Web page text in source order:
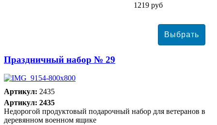
1219 руб
Праздничный набор № 29
Артикул: 2435
Артикул: 2435
Недорогой продуктовый подарочный набор для ветеранов в
деревянном военном ящике